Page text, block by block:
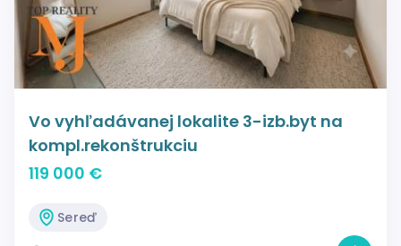
Vo vyhľadávanej lokalite 3-izb.byt na
kompl.rekonštrukciu
119 000 €
Sereď